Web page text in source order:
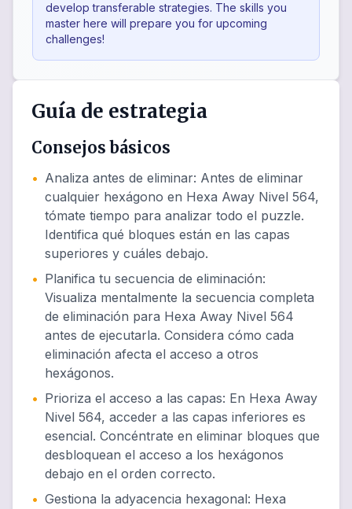
develop transferable strategies. The skills you
master here will prepare you for upcoming
challenges!
Guía de estrategia
Consejos básicos
• Analiza antes de eliminar: Antes de eliminar
cualquier hexágono en Hexa Away Nivel 564,
tómate tiempo para analizar todo el puzzle.
Identifica qué bloques están en las capas
superiores y cuáles debajo.
• Planifica tu secuencia de eliminación:
Visualiza mentalmente la secuencia completa
de eliminación para Hexa Away Nivel 564
antes de ejecutarla. Considera cómo cada
eliminación afecta el acceso a otros
hexágonos.
• Prioriza el acceso a las capas: En Hexa Away
Nivel 564, acceder a las capas inferiores es
esencial. Concéntrate en eliminar bloques que
desbloquean el acceso a los hexágonos
debajo en el orden correcto.
• Gestiona la adyacencia hexagonal: Hexa